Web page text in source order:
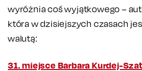
wyróżnia coś wyjątkowego –
która w dzisiejszych czasach
walutą:
31. miejsce Barbara Kurdej-